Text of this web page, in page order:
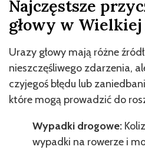
Najczęstsze
głowy w
Urazy głowy mają różne
nieszczęśliwego zdarzenia,
czyjegoś błędu lub
które mogą prowadzić do
Wypadki drogowe:
wypadki na rowerze i